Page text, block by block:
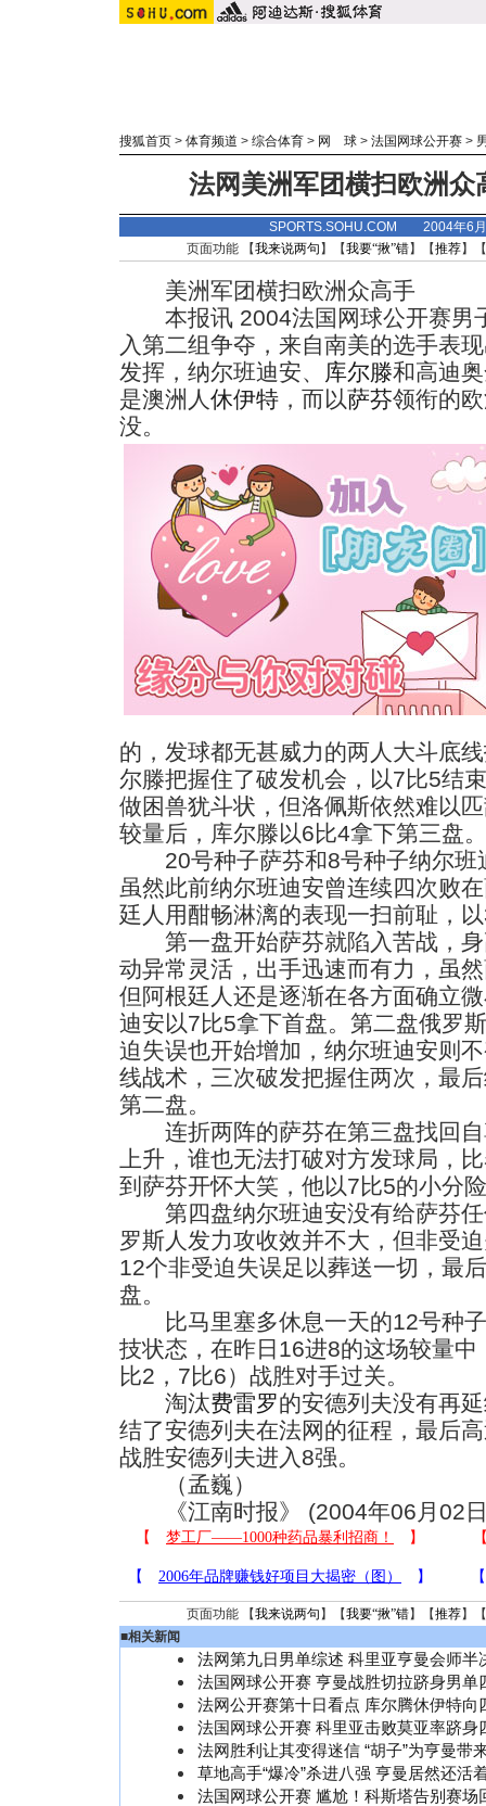
搜狐首页 > 体育频道 > 综合体育 > 网 球 > 法国网球公开赛 >
法网美洲军团横扫欧洲众
SPORTS.SOHU.COM 2004年6
页面功能 【我来说两句 】【我要“揪”错】【推荐】
美洲军团横扫欧洲众高手
本报讯 2004法国网球公开赛男
入第二组争夺，来自南美的选手表
发挥，纳尔班迪安、 库尔滕和高迪
是澳洲人休伊特 ，而以萨芬领衔的
没。
的，发球都无甚威力的两人大斗底
尔滕把握住了破发机会，以7比5结
做困兽犹斗状，但洛佩斯依然难以
较量后，库尔滕以6比4拿下第三盘。
20号种子萨芬和8号种子纳尔班
虽然此前纳尔班迪安曾连续四次败
廷人用酣畅淋漓的表现一扫前耻，
第一盘开始萨芬就陷入苦战，身
动异常灵活，出手迅速而有力，虽
但阿根廷人还是逐渐在各方面确立
迪安以7比5拿下首盘。第二盘俄罗
迫失误也开始增加，纳尔班迪安则
线战术，三次破发把握住两次，最
第二盘。
连折两阵的萨芬在第三盘找回自
上升，谁也无法打破对方发球局，
到萨芬开怀大笑，他以7比5的小分
第四盘纳尔班迪安没有给萨芬任
罗斯人发力攻收效并不大，但非受
12个非受迫失误足以葬送一切，最
盘。
比马里塞多休息一天的12号种子
技状态，在昨日16进8的这场较量
比2，7比6）战胜对手过关。
淘汰费雷罗的安德列夫没有再
结了安德列夫在法网的征程，最后
战胜安德列夫进入8强。
（孟巍）
《江南时报》 (2004年06月02日
页面功能 【我来说两句 】【我要“揪”错】【推荐】
■相关新闻
法网第九日男单综述 科里亚亨曼会师半
法国网球公开赛 亨曼战胜切拉跻身男单
法网公开赛第十日看点 库尔腾休伊特向
法国网球公开赛 科里亚击败莫亚率跻身
法网胜利让其变得迷信 “胡子”为亨曼带
草地高手“爆冷”杀进八强 亨曼居然还活
法国网球公开赛 尴尬！科斯塔告别赛场